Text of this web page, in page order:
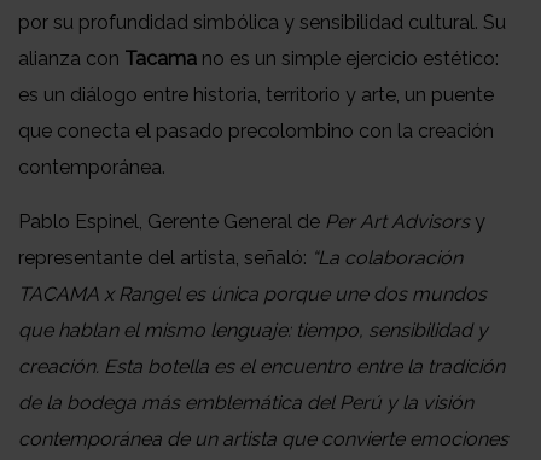
por su profundidad simbólica y sensibilidad cultural. Su
alianza con Tacama no es un simple ejercicio estético:
es un diálogo entre historia, territorio y arte, un puente
que conecta el pasado precolombino con la creación
contemporánea.
Pablo Espinel, Gerente General de Per Art Advisorsy
representante del artista, señaló: “La colaboración
TACAMA x Rangel es única porque une dos mundos
que hablan el mismo lenguaje: tiempo, sensibilidad y
creación. Esta botella es el encuentro entre la tradición
de la bodega más emblemática del Perú y la visión
contemporánea de un artista que convierte emociones